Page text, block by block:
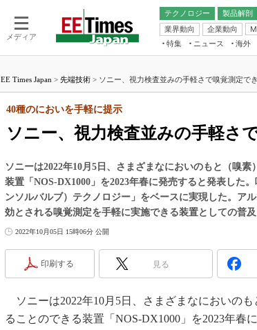
メディア
テクノロジー 製品解剖
電池／エネルギー
アナログ
マイコン
業界動向
企業動向
特集 ニュース 海外
福田昭のデバイス通信
大山聡の業界スコープ
リタイア直前エンジニアの社
学漂流記
世界を「数字」で回してみよう
この10年で起こったこと、次
で起こること
光伝送技術を知る
電子ブックレット
EE Times Japan > 先端技術 > ソニー、視力検査並みの手軽さで嗅覚測定でき
ソニー、視力検査並みの手軽さ
40種のにおいを手軽に提示
ソニーは2022年10月5日、さまざまなにおいのもと（嗅
装置「NOS-DX1000」を2023年春に発売すると発表した
ンソルバルブ）テクノロジー」をベースに実現した。ア
効とされる嗅覚測定を手軽に実施できる装置としての普及
2022年10月05日 15時06分 公開
印刷する 見る
ソニーは2022年10月5日、さまざまなにおいの
ることのできる装置「NOS-DX1000」を2023年春